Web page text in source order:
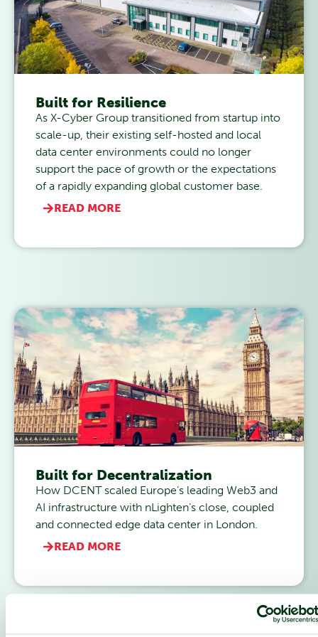
Built for Resilience
As X-Cyber Group transitioned from startup into
scale-up, their existing self-hosted and local
data center environments could no longer
support the pace of growth or the expectations
of a rapidly expanding global customer base.
READ MORE
Built for Decentralization
How DCENT scaled Europe’s leading Web3 and
AI infrastructure with nLighten’s close, coupled
and connected edge data center in London.
READ MORE